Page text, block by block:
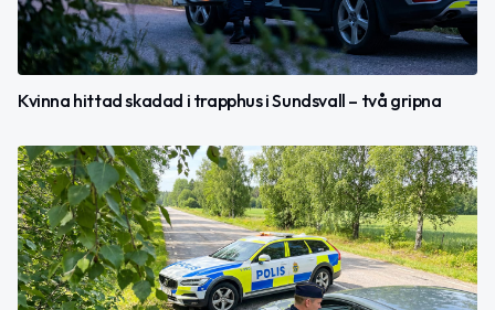
Kvinna hittad skadad i trapphus i Sundsvall – två gripna